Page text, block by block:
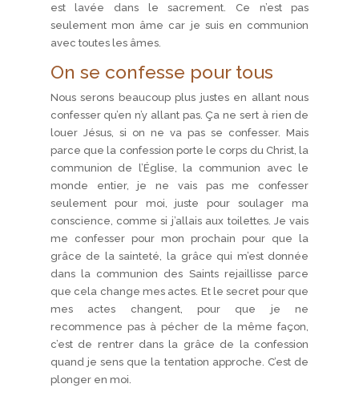
est lavée dans le sacrement. Ce n’est pas
seulement mon âme car je suis en communion
avec toutes les âmes.
On se confesse pour tous
Nous serons beaucoup plus justes en allant nous
confesser qu’en n’y allant pas. Ça ne sert à rien de
louer Jésus, si on ne va pas se confesser. Mais
parce que la confession porte le corps du Christ, la
communion de l’Église, la communion avec le
monde entier, je ne vais pas me confesser
seulement pour moi, juste pour soulager ma
conscience, comme si j’allais aux toilettes. Je vais
me confesser pour mon prochain pour que la
grâce de la sainteté, la grâce qui m’est donnée
dans la communion des Saints rejaillisse parce
que cela change mes actes. Et le secret pour que
mes actes changent, pour que je ne
recommence pas à pécher de la même façon,
c’est de rentrer dans la grâce de la confession
quand je sens que la tentation approche. C’est de
plonger en moi.